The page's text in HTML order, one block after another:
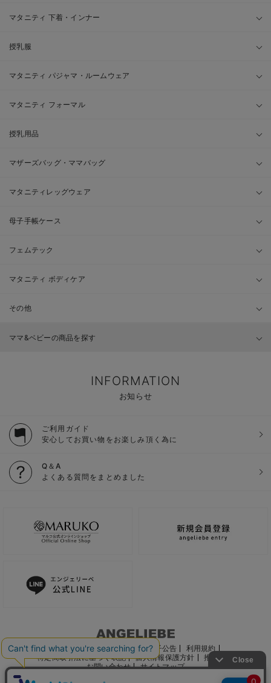
マタニティ 下着・インナー
授乳服
マタニティ パジャマ・ルームウェア
マタニティ フォーマル
授乳用品
マザーズバッグ・ママバッグ
マタニティレッグウェア
母子手帳ケース
フェムテック
マタニティ ボディケア
その他
ママ&ベビーの商品を探す
INFORMATION
お知らせ
ご利用ガイド
安心してお買い物をお楽しみ頂く為に
Q＆A
よくある質問をまとめました
ご利用ガイド 会社概要 電子公告
利用規約
特定商取引法に基づく表記
個人情報保護方針
推奨環境
お問い合わせ
サイトマップ